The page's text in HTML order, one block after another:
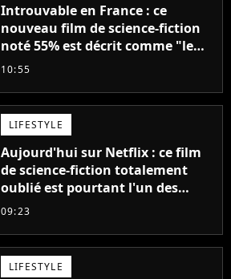
Introuvable en France : ce
nouveau film de science-fiction
noté 55% est décrit comme "le
plus stupide de l'année"
10:55
LIFESTYLE
Aujourd'hui sur Netflix : ce film
de science-fiction totalement
oublié est pourtant l'un des
meilleurs des années 2010
09:23
LIFESTYLE